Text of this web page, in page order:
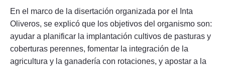
En el marco de la disertación organizada por el Inta
Oliveros, se explicó que los objetivos del organismo son:
ayudar a planificar la implantación cultivos de pasturas y
coberturas perennes, fomentar la integración de la
agricultura y la ganadería con rotaciones, y apostar a la